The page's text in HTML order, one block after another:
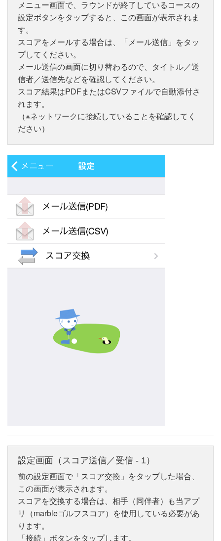
メニュー画面で、ラウンドが終了しているコースの
設定ボタンをタップすると、この画面が表示されま
す。
スコアをメールする場合は、「メール送信」をタッ
プしてください。
メール送信の画面に切り替わるので、タイトル／送
信者／送信先などを確認してください。
スコア結果はPDFまたはCSVファイルで自動添付さ
れます。
（※ネットワークに接続していることを確認してく
ださい）
設定画面（スコア送信／受信 - 1）
前の設定画面で「スコア交換」をタップした場合、
この画面が表示されます。
スコアを交換する場合は、相手（同伴者）も当アプ
リ（marbleゴルフスコア）を使用している必要があ
ります。
「接続」ボタンをタップします。